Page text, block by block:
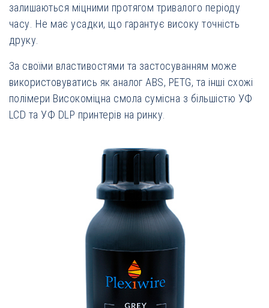
залишаються міцними протягом тривалого періоду
часу. Не має усадки, що гарантує високу точність
друку.
За своїми властивостями та застосуванням може
використовуватись як аналог ABS, PETG, та інші схожі
полімери Високоміцна смола сумісна з більшістю УФ
LCD та УФ DLP принтерів на ринку.